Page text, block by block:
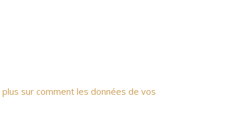
plus sur comment les données de vos